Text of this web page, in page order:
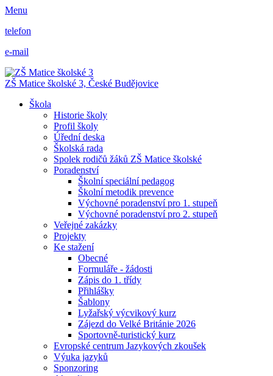
Menu
telefon
e-mail
ZŠ Matice školské 3, České Budějovice
Škola
Historie školy
Profil školy
Úřední deska
Školská rada
Spolek rodičů žáků ZŠ Matice školské
Poradenství
Školní speciální pedagog
Školní metodik prevence
Výchovné poradenství pro 1. stupeň
Výchovné poradenství pro 2. stupeň
Veřejné zakázky
Projekty
Ke stažení
Obecné
Formuláře - žádosti
Zápis do 1. třídy
Přihlášky
Šablony
Lyžařský výcvikový kurz
Zájezd do Velké Británie 2026
Sportovně-turistický kurz
Evropské centrum Jazykových zkoušek
Výuka jazyků
Sponzoring